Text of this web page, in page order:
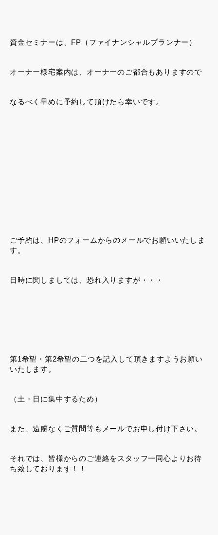
資金セミナーは、FP（ファイナンシャルプランナー）
オーナー様宅案内は、オーナーのご都合もありますので
なるべく早めに予約して頂けたら幸いです。
ご予約は、HPのフォームからのメールでお願いいたしま
す。
日時に関しましては、恐れ入りますが・・・
第1希望・第2希望の二つを記入して頂きますようお願い
いたします。
（土・日に集中するため）
また、遠慮なくご質問等もメールでお申し付け下さい。
それでは、皆様からのご連絡をスタッフ一同心よりお待
ち致しております！！